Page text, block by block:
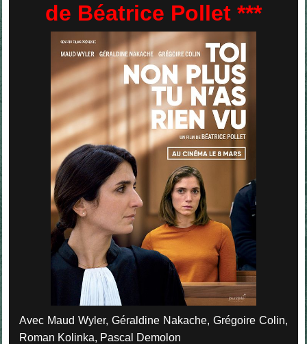
de Béatrice Pollet ***
Avec Maud Wyler, Géraldine Nakache, Grégoire Colin,
Roman Kolinka, Pascal Demolon